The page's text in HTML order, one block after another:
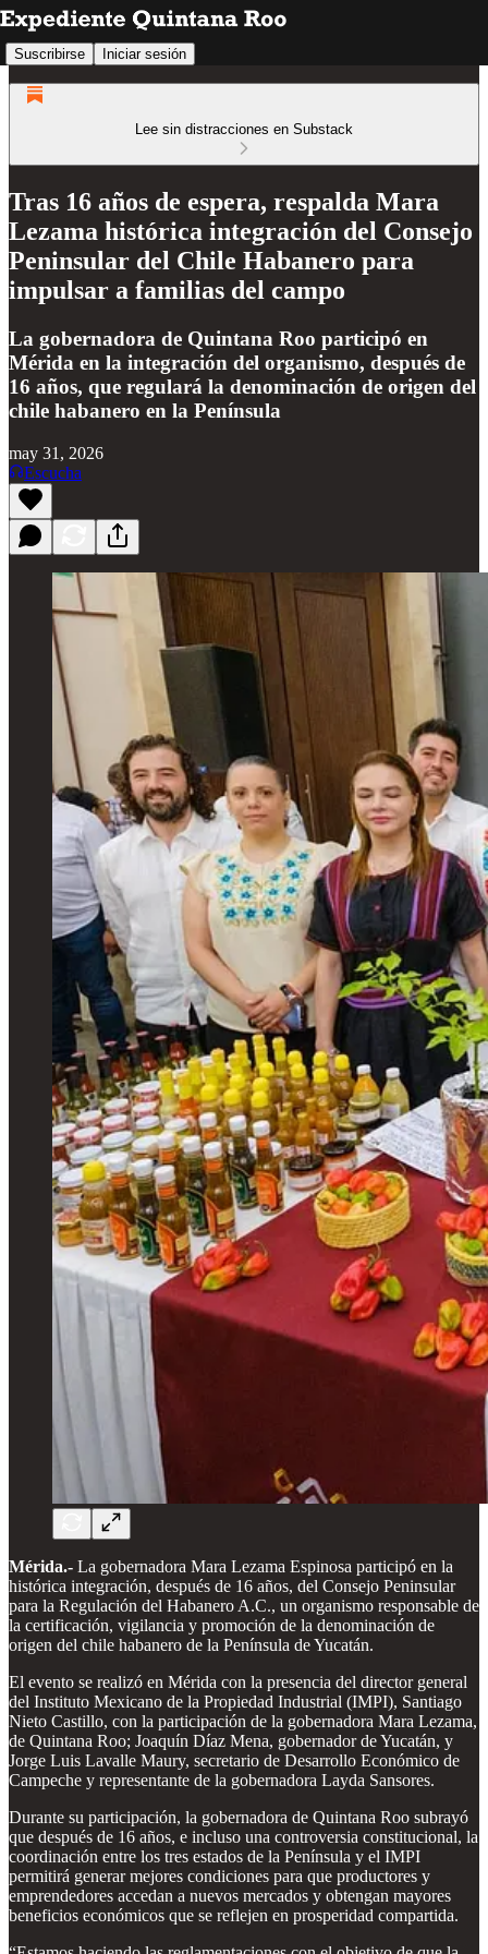
Suscribirse Iniciar sesión
Lee sin distracciones en Substack
Tras 16 años de espera, respalda Mara
Lezama histórica integración del Consejo
Peninsular del Chile Habanero para
impulsar a familias del campo
La gobernadora de Quintana Roo participó en
Mérida en la integración del organismo, después de
16 años, que regulará la denominación de origen del
chile habanero en la Península
may 31, 2026
Escucha
Mérida.- La gobernadora Mara Lezama Espinosa participó en la
histórica integración, después de 16 años, del Consejo Peninsular
para la Regulación del Habanero A.C., un organismo responsable de
la certificación, vigilancia y promoción de la denominación de
origen del chile habanero de la Península de Yucatán.
El evento se realizó en Mérida con la presencia del director general
del Instituto Mexicano de la Propiedad Industrial (IMPI), Santiago
Nieto Castillo, con la participación de la gobernadora Mara Lezama,
de Quintana Roo; Joaquín Díaz Mena, gobernador de Yucatán, y
Jorge Luis Lavalle Maury, secretario de Desarrollo Económico de
Campeche y representante de la gobernadora Layda Sansores.
Durante su participación, la gobernadora de Quintana Roo subrayó
que después de 16 años, e incluso una controversia constitucional, la
coordinación entre los tres estados de la Península y el IMPI
permitirá generar mejores condiciones para que productores y
emprendedores accedan a nuevos mercados y obtengan mayores
beneficios económicos que se reflejen en prosperidad compartida.